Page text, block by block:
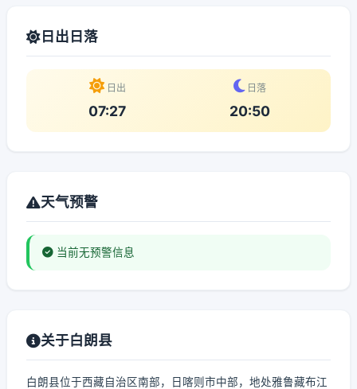
日出日落
日出
07:27
日落
20:50
天气预警
当前无预警信息
关于白朗县
白朗县位于西藏自治区南部，日喀则市中部，地处雅鲁藏布江